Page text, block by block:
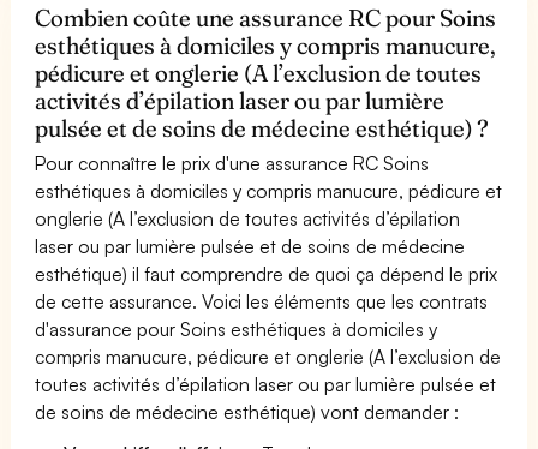
Combien coûte une assurance RC pour Soins
esthétiques à domiciles y compris manucure,
pédicure et onglerie (A l’exclusion de toutes
activités d’épilation laser ou par lumière
pulsée et de soins de médecine esthétique) ?
Pour connaître le prix d'une assurance RC Soins
esthétiques à domiciles y compris manucure, pédicure et
onglerie (A l’exclusion de toutes activités d’épilation
laser ou par lumière pulsée et de soins de médecine
esthétique) il faut comprendre de quoi ça dépend le prix
de cette assurance. Voici les éléments que les contrats
d'assurance pour Soins esthétiques à domiciles y
compris manucure, pédicure et onglerie (A l’exclusion de
toutes activités d’épilation laser ou par lumière pulsée et
de soins de médecine esthétique) vont demander :